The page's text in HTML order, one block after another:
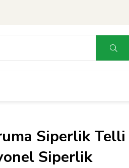
Siperlik Telli
Siperlik